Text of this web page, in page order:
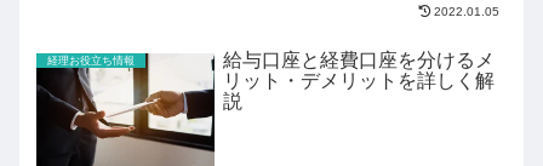
2022.01.05
経理お役立ち情報
給与口座と経費口座を分けるメ
リット・デメリットを詳しく解
説